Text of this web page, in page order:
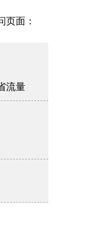
页面：
流量